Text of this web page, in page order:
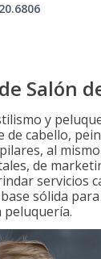
Salón
y
de cabello,
al
de
servicios
sólida
peluquería.